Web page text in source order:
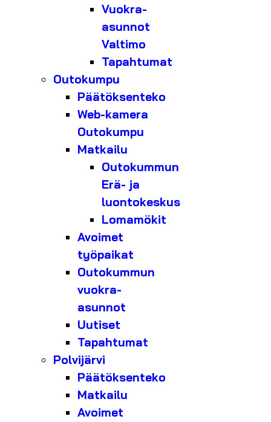
Vuokra-
asunnot
Valtimo
Tapahtumat
Outokumpu
Päätöksenteko
Web-kamera
Outokumpu
Matkailu
Outokummun
Erä- ja
luontokeskus
Lomamökit
Avoimet
työpaikat
Outokummun
vuokra-
asunnot
Uutiset
Tapahtumat
Polvijärvi
Päätöksenteko
Matkailu
Avoimet